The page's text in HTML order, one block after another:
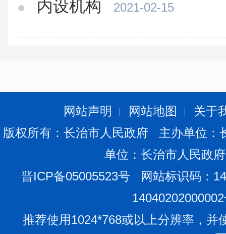
内设机构 2021-02-15
网站声明 网站地图
关于
版权所有：长治市人民政府 主办单位
单位：长治市人民政
晋ICP备05005523号
网站标识码：
推荐使用1024*768或以上分辨率，并